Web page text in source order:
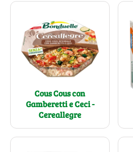
Cous Cous con
Gamberetti e Ceci -
Cereallegre